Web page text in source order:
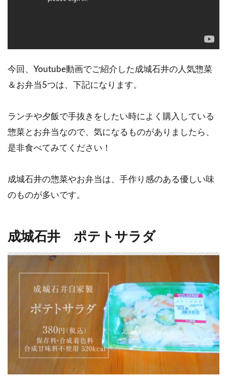
今回、Youtube動画でご紹介した成城石井の人気惣菜
＆お弁当5つは、下記になります。
ランチや夕飯で手抜きをしたい時によく購入している
惣菜とお弁当なので、気になるものがありましたら、
是非食べてみてください！
成城石井の惣菜やお弁当は、手作り感のある優しい味
のものが多いです。
成城石井 ポテトサラダ